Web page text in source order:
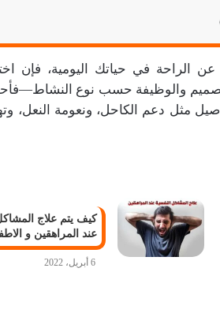
الراحة في حياتك اليومية، فإن
والوظيفة حسب نوع
مثل دعم الكاحل، ونعومة النعل،
كيف يتم علاج
عند المراهقين و
6 أبريل، 2022